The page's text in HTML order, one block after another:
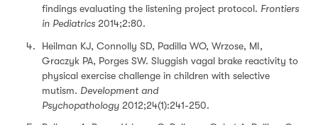
findings evaluating the listening project protocol. Frontiers
in Pediatrics 2014;2:80.
Heilman KJ, Connolly SD, Padilla WO, Wrzose, MI,
Graczyk PA, Porges SW. Sluggish vagal brake reactivity to
physical exercise challenge in children with selective
mutism. Development and
Psychopathology 2012;24(1):241-250.